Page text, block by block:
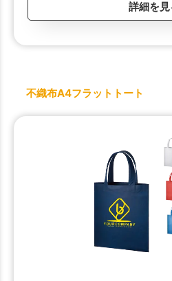
詳細を見
不織布A4フラットトート